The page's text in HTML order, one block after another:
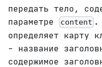
передать тело,
параметре
content .
определяет карту
- название
содержимое